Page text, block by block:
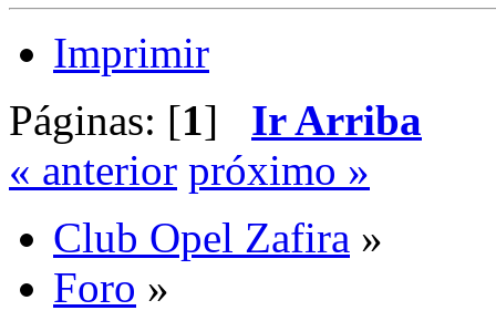
Imprimir
Páginas: [1] Ir Arriba
« anterior próximo »
Club Opel Zafira »
Foro »